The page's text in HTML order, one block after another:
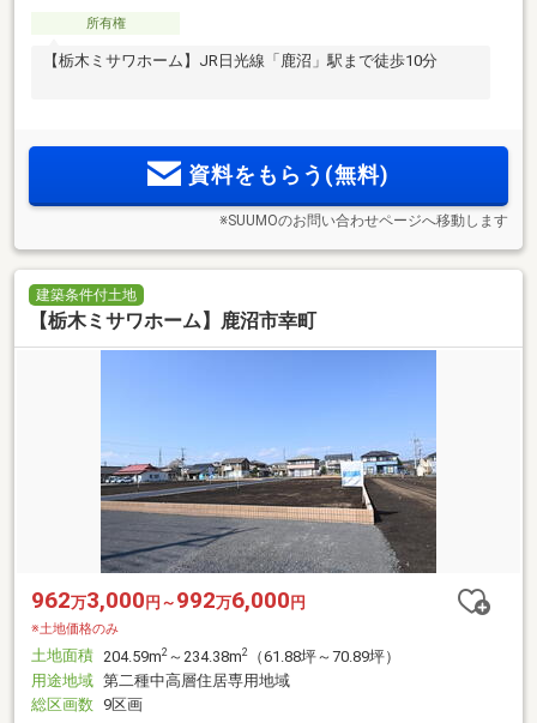
所有権
【栃木ミサワホーム】JR日光線「鹿沼」駅まで徒歩10分
資料をもらう(無料)
※SUUMOのお問い合わせページへ移動します
建築条件付土地
【栃木ミサワホーム】鹿沼市幸町
962万3,000円～ 992万6,000円
※土地価格のみ
土地面積 204.59m2 ～234.38m2
（61.88坪～70.89坪）
用途地域 第二種中高層住居専用地域
総区画数 9区画